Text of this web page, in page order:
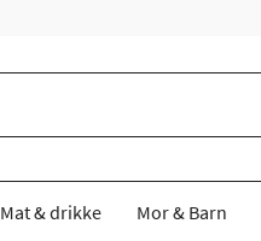
Mat & drikke Mor & Barn